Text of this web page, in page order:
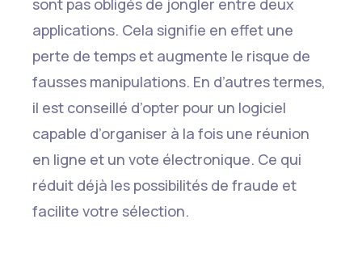
sont pas obligés de jongler entre deux
applications. Cela signifie en effet une
perte de temps et augmente le risque de
fausses manipulations. En d’autres termes,
il est conseillé d’opter pour un logiciel
capable d’organiser à la fois une réunion
en ligne et un vote électronique. Ce qui
réduit déjà les possibilités de fraude et
facilite votre sélection.